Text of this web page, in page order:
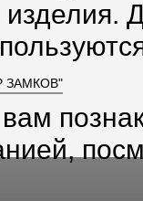
изделия.
ЗАМКОВ"